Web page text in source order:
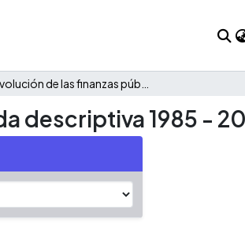
descriptiva 1985 -